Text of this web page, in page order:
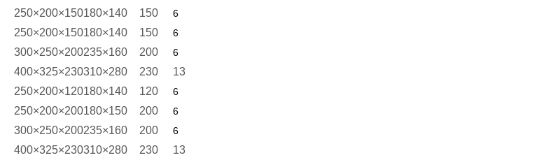
250×200×150180×140 150 6
250×200×150180×140 150 6
300×250×200235×160 200 6
400×325×230310×280 230
13
250×200×120180×140 120 6
250×200×200180×150 200 6
300×250×200235×160 200 6
400×325×230310×280 230
13